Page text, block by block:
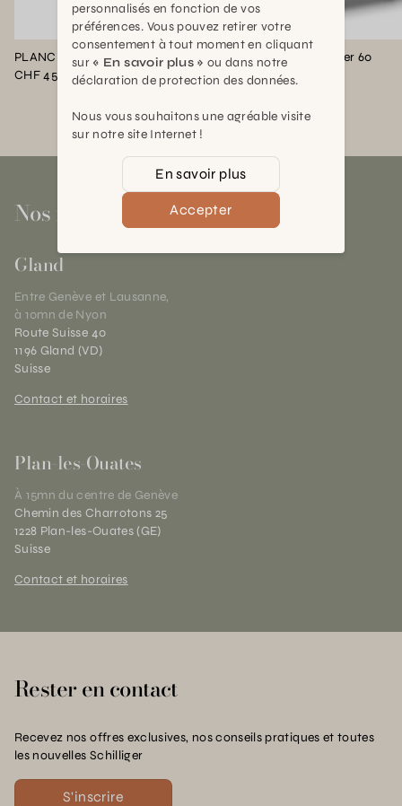
PLANCHA BASE GAZ 60 CHASSIS ACIER NOIR
CHF 459,00
Chariot BASE acier 60
CHF 199,00
Nos magasins
Gland
Entre Genève et Lausanne,
à 10mn de Nyon
Route Suisse 40
1196 Gland (VD)
Suisse
Contact et horaires
Plan-les-Ouates
À 15mn du centre de Genève
Chemin des Charrotons 25
1228 Plan-les-Ouates (GE)
Suisse
Contact et horaires
Rester en contact
Recevez nos offres exclusives, nos conseils pratiques et toutes
les nouvelles Schilliger
S'inscrire
personnalisés en fonction de vos
préférences. Vous pouvez retirer votre
consentement à tout moment en cliquant
sur « En savoir plus » ou dans notre
déclaration de protection des données.
Nous vous souhaitons une agréable visite
sur notre site Internet !
En savoir plus
Accepter